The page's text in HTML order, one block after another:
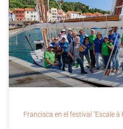
Francisca en el festival "Escale à